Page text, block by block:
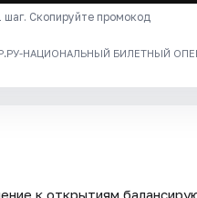
шаг. Скопируйте промокод
НАЦИОНАЛЬНЫЙ БИЛЕТНЫЙ